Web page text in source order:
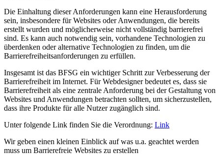
Die Einhaltung dieser Anforderungen kann eine Herausforderung
sein, insbesondere für Websites oder Anwendungen, die bereits
erstellt wurden und möglicherweise nicht vollständig barrierefrei
sind. Es kann auch notwendig sein, vorhandene Technologien zu
überdenken oder alternative Technologien zu finden, um die
Barrierefreiheitsanforderungen zu erfüllen.
Insgesamt ist das BFSG ein wichtiger Schritt zur Verbesserung der
Barrierefreiheit im Internet. Für Webdesigner bedeutet es, dass sie
Barrierefreiheit als eine zentrale Anforderung bei der Gestaltung von
Websites und Anwendungen betrachten sollten, um sicherzustellen,
dass ihre Produkte für alle Nutzer zugänglich sind.
Unter folgende Link finden Sie die Verordnung: Link
Wir geben einen kleinen Einblick auf was u.a. geachtet werden
muss um Barrierefreie Websites zu erstellen